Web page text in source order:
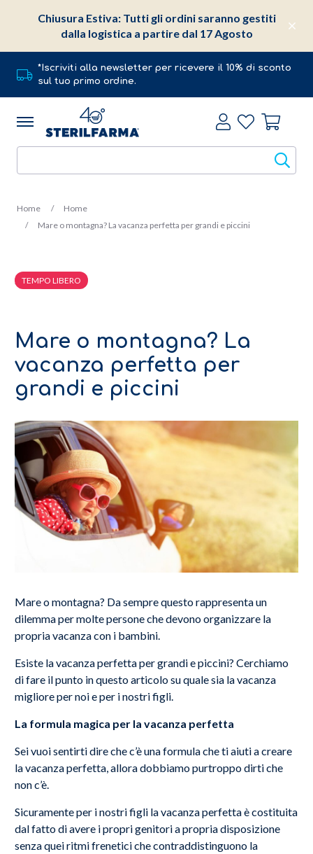
*Iscriviti alla newsletter per ricevere il 10% di sconto
sul tuo primo ordine.
Home
Home
Mare o montagna? La vacanza perfetta per grandi e piccini
TEMPO LIBERO
20 Giugno 2022
Mare o montagna? La
vacanza perfetta per
grandi e piccini
Mare o montagna? Da sempre questo rappresenta un
dilemma per molte persone che devono organizzare la
propria vacanza con i bambini.
Esiste la vacanza perfetta per grandi e piccini? Cerchiamo
di fare il punto in questo articolo su quale sia la vacanza
migliore per noi e per i nostri figli.
La formula magica per la vacanza perfetta
Sei vuoi sentirti dire che c’è una formula che ti aiuti a creare
la vacanza perfetta, allora dobbiamo purtroppo dirti che
non c’è.
Sicuramente per i nostri figli la vacanza perfetta è costituita
dal fatto di avere i propri genitori a propria disposizione
senza quei ritmi frenetici che contraddistinguono la
Chiusura Estiva: Tutti gli ordini saranno gestiti
dalla logistica a partire dal 17 Agosto